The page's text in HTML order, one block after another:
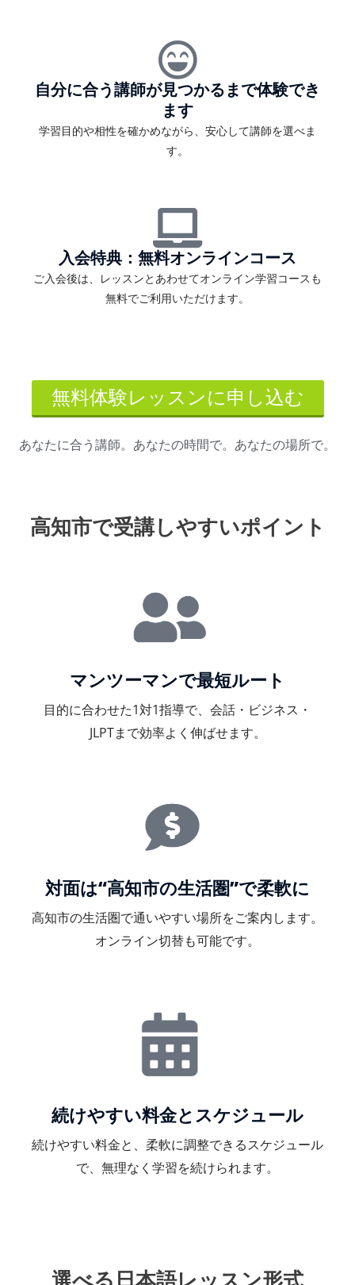
自分に合う講師が見つかるまで体験でき
ます
学習目的や相性を確かめながら、安心して講師を選べま
す。
入会特典：無料オンラインコース
ご入会後は、レッスンとあわせてオンライン学習コースも
無料でご利用いただけます。
無料体験レッスンに申し込む
あなたに合う講師。あなたの時間で。あなたの場所で。
高知市で受講しやすいポイント
マンツーマンで最短ルート
目的に合わせた1対1指導で、会話・ビジネス・
JLPTまで効率よく伸ばせます。
対面は“高知市の生活圏”で柔軟に
高知市の生活圏で通いやすい場所をご案内します。
オンライン切替も可能です。
続けやすい料金とスケジュール
続けやすい料金と、柔軟に調整できるスケジュール
で、無理なく学習を続けられます。
選べる日本語レッスン形式